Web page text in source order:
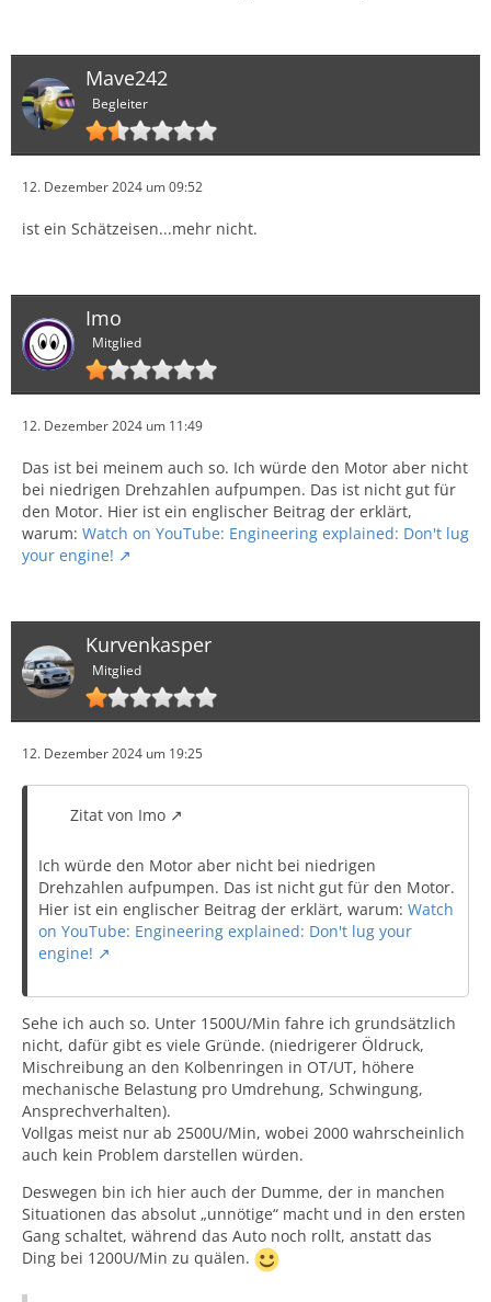
Mave242
Begleiter
12. Dezember 2024 um 09:52
ist ein Schätzeisen...mehr nicht.
Imo
Mitglied
12. Dezember 2024 um 11:49
Das ist bei meinem auch so. Ich würde den Motor aber nicht
bei niedrigen Drehzahlen aufpumpen. Das ist nicht gut für
den Motor. Hier ist ein englischer Beitrag der erklärt,
warum: Watch on YouTube: Engineering explained: Don't lug
your engine!
Kurvenkasper
Mitglied
12. Dezember 2024 um 19:25
Zitat von Imo
Ich würde den Motor aber nicht bei niedrigen
Drehzahlen aufpumpen. Das ist nicht gut für den Motor.
Hier ist ein englischer Beitrag der erklärt, warum: Watch
on YouTube: Engineering explained: Don't lug your
engine!
Sehe ich auch so. Unter 1500U/Min fahre ich grundsätzlich
nicht, dafür gibt es viele Gründe. (niedrigerer Öldruck,
Mischreibung an den Kolbenringen in OT/UT, höhere
mechanische Belastung pro Umdrehung, Schwingung,
Ansprechverhalten).
Vollgas meist nur ab 2500U/Min, wobei 2000 wahrscheinlich
auch kein Problem darstellen würden.
Deswegen bin ich hier auch der Dumme, der in manchen
Situationen das absolut „unnötige“ macht und in den ersten
Gang schaltet, während das Auto noch rollt, anstatt das
Ding bei 1200U/Min zu quälen.